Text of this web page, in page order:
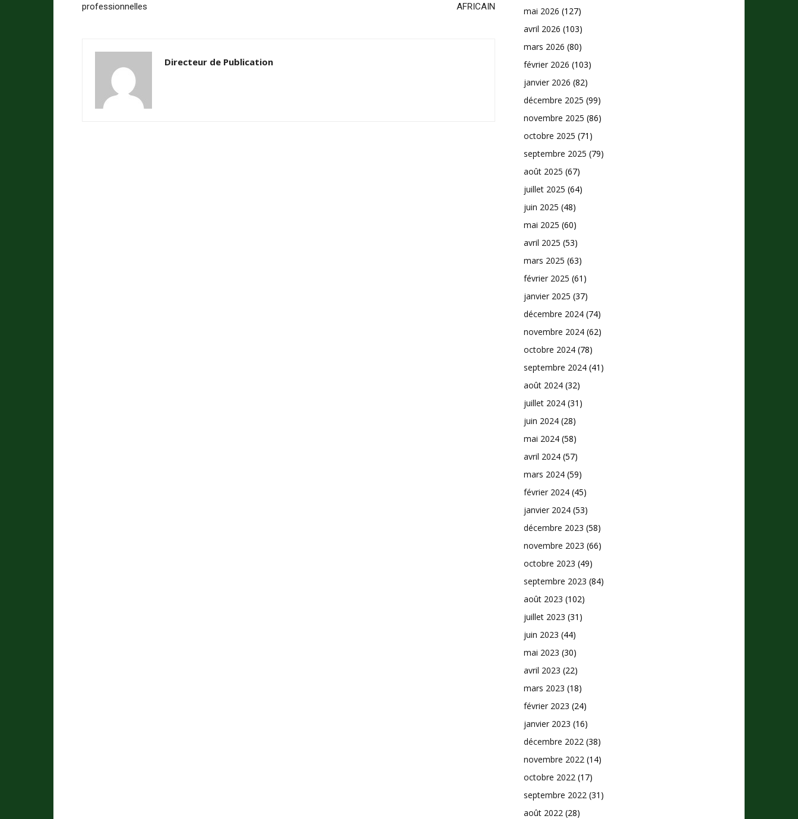
professionnelles
AFRICAIN
Directeur de Publication
mai 2026 (127)
avril 2026 (103)
mars 2026 (80)
février 2026 (103)
janvier 2026 (82)
décembre 2025 (99)
novembre 2025 (86)
octobre 2025 (71)
septembre 2025 (79)
août 2025 (67)
juillet 2025 (64)
juin 2025 (48)
mai 2025 (60)
avril 2025 (53)
mars 2025 (63)
février 2025 (61)
janvier 2025 (37)
décembre 2024 (74)
novembre 2024 (62)
octobre 2024 (78)
septembre 2024 (41)
août 2024 (32)
juillet 2024 (31)
juin 2024 (28)
mai 2024 (58)
avril 2024 (57)
mars 2024 (59)
février 2024 (45)
janvier 2024 (53)
décembre 2023 (58)
novembre 2023 (66)
octobre 2023 (49)
septembre 2023 (84)
août 2023 (102)
juillet 2023 (31)
juin 2023 (44)
mai 2023 (30)
avril 2023 (22)
mars 2023 (18)
février 2023 (24)
janvier 2023 (16)
décembre 2022 (38)
novembre 2022 (14)
octobre 2022 (17)
septembre 2022 (31)
août 2022 (28)